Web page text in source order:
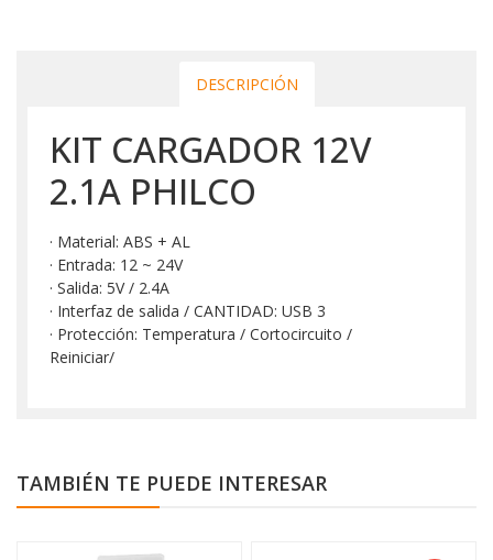
DESCRIPCIÓN
KIT CARGADOR 12V
2.1A PHILCO
· Material: ABS + AL
· Entrada: 12 ~ 24V
· Salida: 5V / 2.4A
· Interfaz de salida / CANTIDAD: USB 3
· Protección: Temperatura / Cortocircuito /
Reiniciar/
TAMBIÉN TE PUEDE INTERESAR